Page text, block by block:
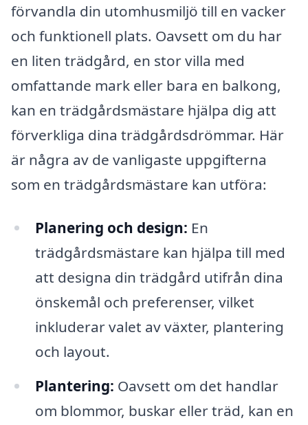
förvandla din utomhusmiljö till en vacker
och funktionell plats. Oavsett om du har
en liten trädgård, en stor villa med
omfattande mark eller bara en balkong,
kan en trädgårdsmästare hjälpa dig att
förverkliga dina trädgårdsdrömmar. Här
är några av de vanligaste uppgifterna
som en trädgårdsmästare kan utföra:
Planering och design: En
trädgårdsmästare kan hjälpa till med
att designa din trädgård utifrån dina
önskemål och preferenser, vilket
inkluderar valet av växter, plantering
och layout.
Plantering: Oavsett om det handlar
om blommor, buskar eller träd, kan en